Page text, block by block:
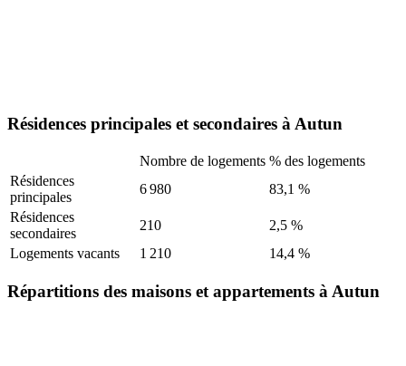
Résidences principales et secondaires à Autun
Nombre de logements % des logements
Résidences
principales
6 980
83,1 %
Résidences
secondaires
210
2,5 %
Logements vacants
1 210 14,4 %
Répartitions des maisons et appartements à Autun